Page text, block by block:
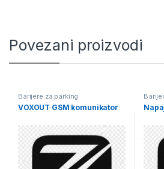
Povezani proizvodi
Barijere za parking
VOXOUT GSM komunikator